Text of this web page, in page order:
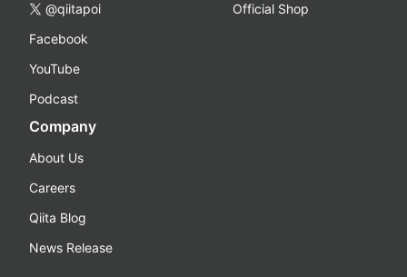
@qiitapoi
Facebook
YouTube
Podcast
Official Shop
Company
About Us
Careers
Qiita Blog
News Release